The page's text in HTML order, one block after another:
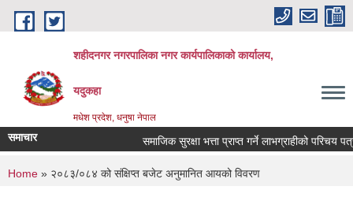
Skip to main content
शहीदनगर नगरपालिका नगर कार्यपालिकाको कार्यालय,
यदुकहा
मधेश प्रदेश, धनुषा नेपाल
समाचार समाजिक सुरक्षा भत्ता प्राप्त गर्ने लाभग्राहीको परिचय
You are here
Home » २०८३/०८४ को संक्षिप्त बजेट अनुमानित आयको विवरण